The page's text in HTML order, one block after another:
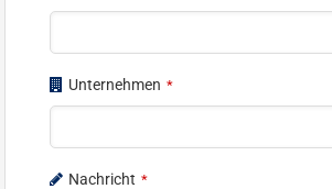
Unternehmen *
Nachricht *